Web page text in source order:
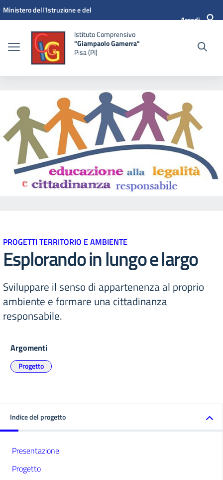
Vai ai contenuti
Vai al menu di navigazione
Vai al footer
Ministero dell'Istruzione e del
Accedi
Istituto Comprensivo
"Giampaolo Gamerra"
Pisa (PI)
PROGETTI TERRITORIO E AMBIENTE
Esplorando in lungo e largo
Sviluppare il senso di appartenenza al proprio
ambiente e formare una cittadinanza
responsabile.
Argomenti
Progetto
Indice del progetto
Presentazione
Progetto